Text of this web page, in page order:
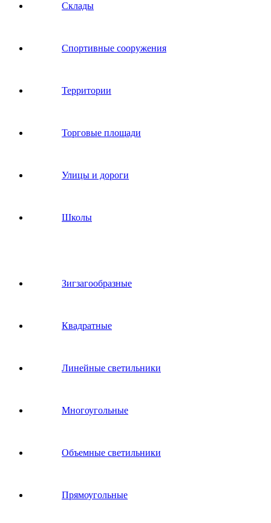
Склады
Спортивные сооружения
Территории
Торговые площади
Улицы и дороги
Школы
Зигзагообразные
Квадратные
Линейные светильники
Многоугольные
Объемные светильники
Прямоугольные